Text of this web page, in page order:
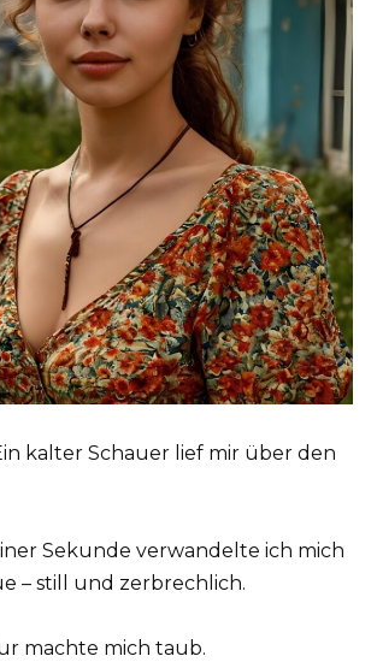
kalter Schauer lief mir über den
Sekunde verwandelte ich mich
– still und zerbrechlich.
machte mich taub.